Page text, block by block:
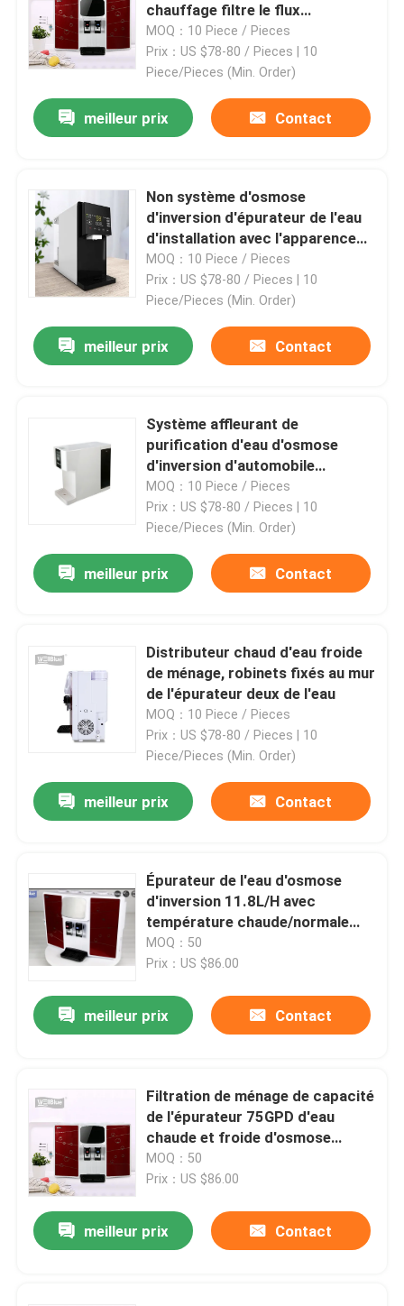
Maison
Au sujet de nous
Visite d'usine
Contrôle de qualité
Demandez une citation
Broc alcalin de l'eau
Broc classique de l'eau
chauffage filtre le flux
d'automobile de distributeur
MOQ：10 Piece / Pieces
Prix：US $78-80 / Pieces | 10
Piece/Pieces (Min. Order)
meilleur prix Contact
Non système d'osmose
d'inversion d'épurateur de l'eau
d'installation avec l'apparence
du chauffage/TDS
MOQ：10 Piece / Pieces
Prix：US $78-80 / Pieces | 10
Piece/Pieces (Min. Order)
meilleur prix Contact
Système affleurant de
purification d'eau d'osmose
d'inversion d'automobile
précision de filtration de 0,0001
microns
MOQ：10 Piece / Pieces
Prix：US $78-80 / Pieces | 10
Piece/Pieces (Min. Order)
meilleur prix Contact
Distributeur chaud d'eau froide
de ménage, robinets fixés au mur
de l'épurateur deux de l'eau
MOQ：10 Piece / Pieces
Prix：US $78-80 / Pieces | 10
Piece/Pieces (Min. Order)
meilleur prix Contact
Épurateur de l'eau d'osmose
d'inversion 11.8L/H avec
température chaude/normale
d'appareil de chauffage
MOQ：50
Prix：US $86.00
meilleur prix Contact
Filtration de ménage de capacité
de l'épurateur 75GPD d'eau
chaude et froide d'osmose
d'inversion pré -
MOQ：50
Prix：US $86.00
meilleur prix Contact